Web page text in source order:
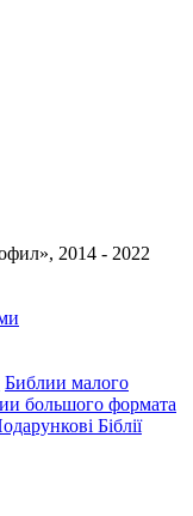
2014 - 2022
Библии малого
большого формата
Біблії